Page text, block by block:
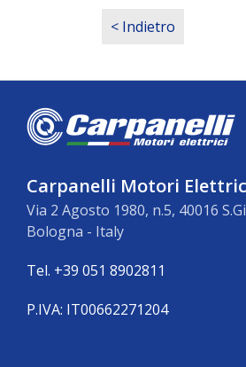
< Indietro
Carpanelli Motori
Via 2 Agosto 1980, n.5, 40016
Bologna - Italy
Tel. +39 051 8902811
P.IVA: IT00662271204